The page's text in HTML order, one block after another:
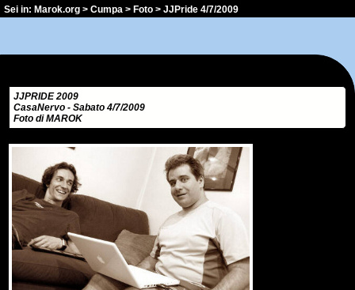
Sei in: Marok.org > Cumpa > Foto > JJPride 4/7/2009
JJPRIDE 2009
CasaNervo - Sabato 4/7/2009
Foto di MAROK